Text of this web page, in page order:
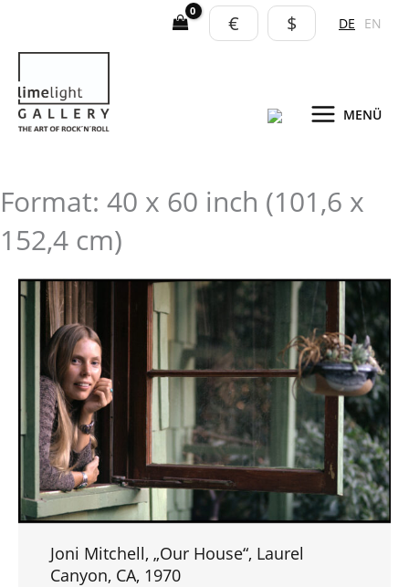
springen
€ $ DE EN
MENÜ
Format: 40 x 60 inch (101,6 x
152,4 cm)
Joni Mitchell, „Our House“, Laurel
Canyon, CA, 1970